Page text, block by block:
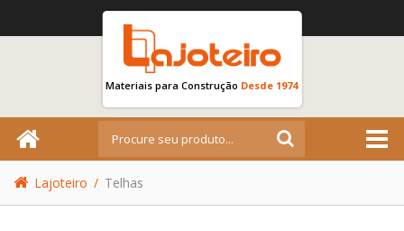
Materiais para Construção Desde 1974
Lajoteiro / Telhas